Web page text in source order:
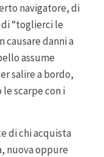
navigatore, di
“toglierci le
causare danni a
assume
salire a bordo,
scarpe con i
di chi acquista
nuova oppure